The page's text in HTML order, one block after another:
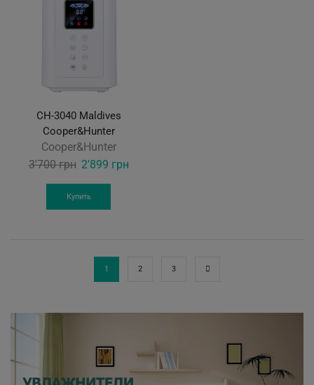
CH-3040 Maldives
Cooper&Hunter
Cooper&Hunter
3'700грн Original
price
was:
2'899 грнCurrent
Купить
1 2 3